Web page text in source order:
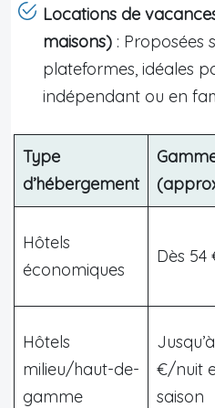
Locations de
maisons) : Proposées
plateformes, idéales
indépendant ou en
Type
d’hébergement
Hôtels
économiques
Dès
Hôtels
milieu/haut-de-
gamme
€/nuit
saison